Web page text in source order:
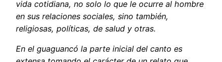
vida cotidiana, no solo lo que le ocurre al hombre
en sus relaciones sociales, sino también,
religiosas, políticas, de salud y otras.
En el guaguancó la parte inicial del canto es